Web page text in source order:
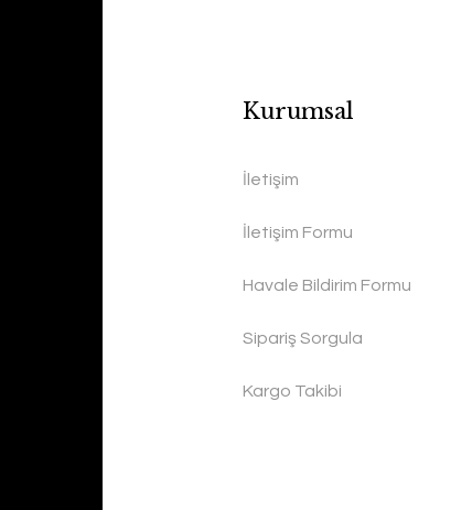
Kurumsal
İletişim
İletişim Formu
Havale Bildirim Formu
Sipariş Sorgula
Kargo Takibi